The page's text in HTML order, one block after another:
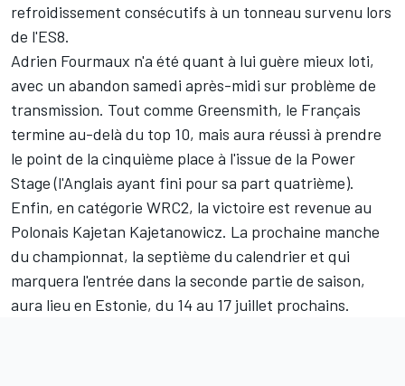
refroidissement consécutifs à un tonneau survenu lors
de l'ES8.
Adrien Fourmaux n'a été quant à lui guère mieux loti,
avec un abandon samedi après-midi sur problème de
transmission. Tout comme Greensmith, le Français
termine au-delà du top 10, mais aura réussi à prendre
le point de la cinquième place à l'issue de la Power
Stage (l'Anglais ayant fini pour sa part quatrième).
Enfin, en catégorie WRC2, la victoire est revenue au
Polonais Kajetan Kajetanowicz. La prochaine manche
du championnat, la septième du calendrier et qui
marquera l'entrée dans la seconde partie de saison,
aura lieu en Estonie, du 14 au 17 juillet prochains.